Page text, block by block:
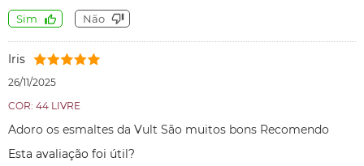
Sim Não
Iris
26/11/2025
COR: 44 LIVRE
Adoro os esmaltes da Vult São muitos bons Recomendo
Esta avaliação foi útil?